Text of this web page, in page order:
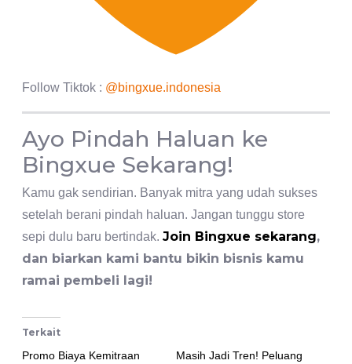
Follow Tiktok : @bingxue.indonesia
Ayo Pindah Haluan ke
Bingxue Sekarang!
Kamu gak sendirian. Banyak mitra yang udah sukses
setelah berani pindah haluan. Jangan tunggu store
sepi dulu baru bertindak. Join Bingxue sekarang,
dan biarkan kami bantu bikin bisnis kamu
ramai pembeli lagi!
Terkait
Promo Biaya Kemitraan
Masih Jadi Tren! Peluang